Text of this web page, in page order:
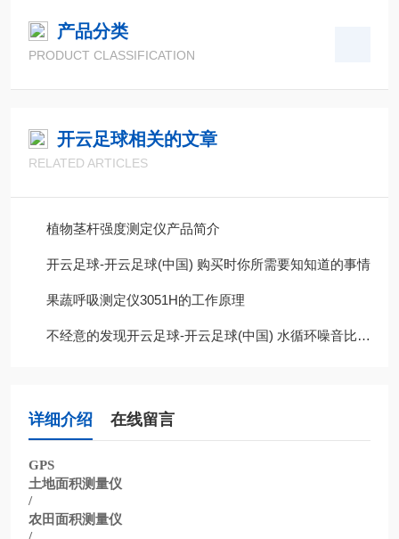
产品分类
PRODUCT CLASSIFICATION
开云足球相关的文章
RELATED ARTICLES
植物茎杆强度测定仪产品简介
开云足球-开云足球(中国) 购买时你所需要知知道的事情
果蔬呼吸测定仪3051H的工作原理
不经意的发现开云足球-开云足球(中国) 水循环噪音比以前大很多，这是为什么呢?
详细介绍 在线留言
GPS
土地面积测量仪
/
农田面积测量仪